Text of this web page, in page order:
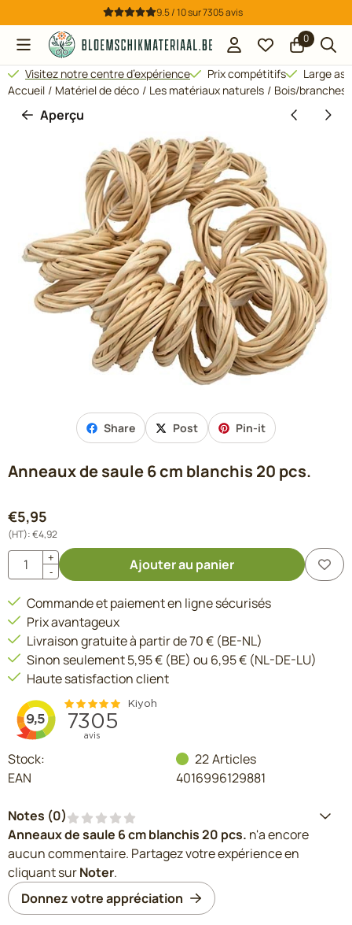
Préférences de cookies disponibles. Choisissez les
9.5 / 10sur7305avis
0
Visitez notre centre d’expérience Prix compétitifs
Large
Accueil / Matériel de déco / Les matériaux naturels / Bois/
Aperçu
Share Post Pin-it
Anneaux de saule 6 cm blanchis 20 pcs.
€5,95
(HT):€4,92
Quantité
+
-
Ajouter au panier
Commande et paiement en ligne sécurisés
Prix avantageux
Livraison gratuite à partir de 70 € (BE-NL)
Sinon seulement 5,95 € (BE) ou 6,95 € (NL-DE-LU)
Haute satisfaction client
Stock: 22Articles
EAN
4016996129881
Notes (0)
Anneaux de saule 6 cm blanchis 20 pcs. n'a encore
aucun commentaire. Partagez votre expérience en
cliquant surNoter.
Donnez votre appréciation